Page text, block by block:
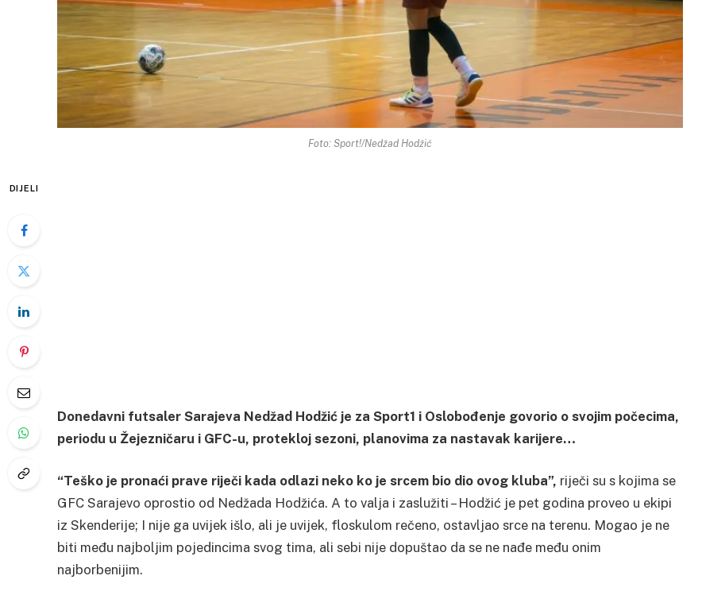
Foto: Sport!/Nedžad Hodžić
DIJELI
Donedavni futsaler Sarajeva Nedžad Hodžić je za Sport1 i Oslobođenje govorio o svojim počecima,
periodu u Žejezničaru i GFC-u, protekloj sezoni, planovima za nastavak karijere…
“Teško je pronaći prave riječi kada odlazi neko ko je srcem bio dio ovog kluba”, riječi su s kojima se
GFC Sarajevo oprostio od Nedžada Hodžića. A to valja i zaslužiti – Hodžić je pet godina proveo u ekipi
iz Skenderije; I nije ga uvijek išlo, ali je uvijek, floskulom rečeno, ostavljao srce na terenu. Mogao je ne
biti među najboljim pojedincima svog tima, ali sebi nije dopuštao da se ne nađe među onim
najborbenijim.